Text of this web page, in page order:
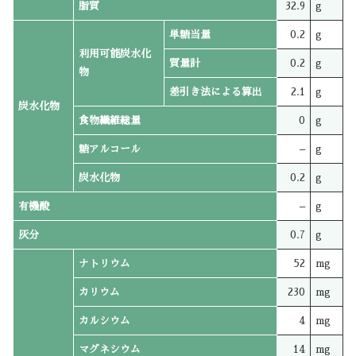
脂質 32.9 g
炭水化物
利用可能炭水化
物
単糖当量 0.2 g
質量計 0.2 g
差引き法による算出 2.1 g
食物繊維総量 0 g
糖アルコール – g
炭水化物 0.2 g
有機酸 – g
灰分 0.7 g
ナトリウム 52 mg
カリウム 230 mg
カルシウム 4 mg
マグネシウム 14 mg